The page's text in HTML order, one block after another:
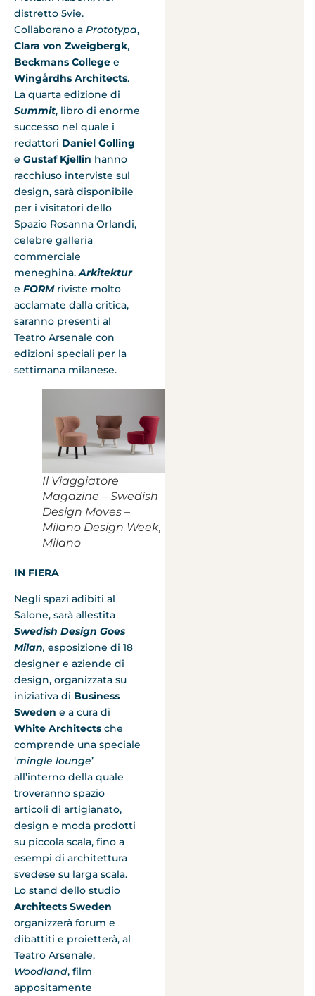
distretto 5vie.
Collaborano a Prototypa,
Clara von Zweigbergk,
Beckmans College e
Wingårdhs Architects.
La quarta edizione di
Summit, libro di enorme
successo nel quale i
redattori Daniel Golling
e Gustaf Kjellin hanno
racchiuso interviste sul
design, sarà disponibile
per i visitatori dello
Spazio Rosanna Orlandi,
celebre galleria
commerciale
meneghina.Arkitektur
e FORMriviste molto
acclamate dalla critica,
saranno presenti al
Teatro Arsenale con
edizioni speciali per la
settimana milanese.
Il Viaggiatore
Magazine – Swedish
Design Moves –
Milano Design Week,
Milano
IN FIERA
Negli spazi adibiti al
Salone, sarà allestita
Swedish Design Goes
Milan, esposizione di 18
designer e aziende di
design, organizzata su
iniziativa di Business
Sweden e a cura di
White Architects che
comprende una speciale
‘mingle lounge’
all’interno della quale
troveranno spazio
articoli di artigianato,
design e moda prodotti
su piccola scala, fino a
esempi di architettura
svedese su larga scala.
Lo stand dello studio
Architects Sweden
organizzerà forum e
dibattiti e proietterà, al
Teatro Arsenale,
Woodland, film
appositamente